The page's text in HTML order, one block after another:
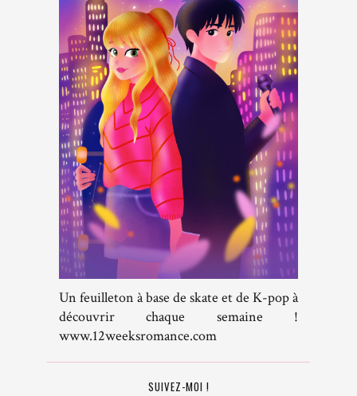
Un feuilleton à base de skate et de K-pop à
découvrir chaque semaine !
www.12weeksromance.com
SUIVEZ-MOI !